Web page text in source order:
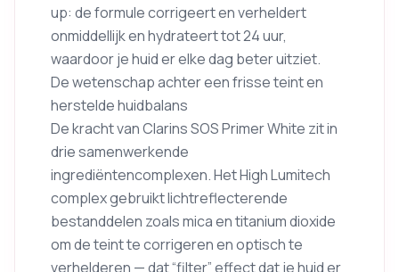
up: de formule corrigeert en verheldert
onmiddellijk en hydrateert tot 24 uur,
waardoor je huid er elke dag beter uitziet.
De wetenschap achter een frisse teint en
herstelde huidbalans
De kracht van Clarins SOS Primer White zit in
drie samenwerkende
ingrediëntencomplexen. Het High Lumitech
complex gebruikt lichtreflecterende
bestanddelen zoals mica en titanium dioxide
om de teint te corrigeren en optisch te
verhelderen — dat “filter” effect dat je huid er